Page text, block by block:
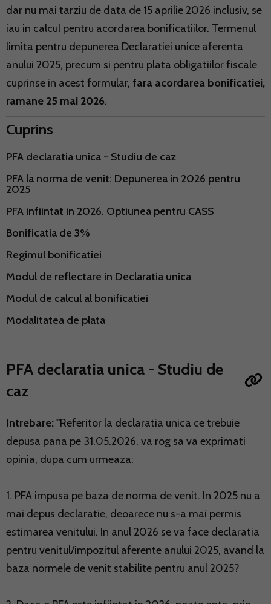
dar nu mai tarziu de data de 15 aprilie 2026 inclusiv, se
iau in calcul pentru acordarea bonificatiilor. Termenul
limita pentru depunerea Declaratiei unice aferenta
anului 2025, precum si pentru plata obligatiilor fiscale
cuprinse in acest formular, fara acordarea bonificatiei,
ramane 25 mai 2026.
Cuprins
PFA declaratia unica - Studiu de caz
PFA la norma de venit: Depunerea in 2026 pentru
2025
PFA infiintat in 2026. Optiunea pentru CASS
Bonificatia de 3%
Regimul bonificatiei
Modul de reflectare in Declaratia unica
Modul de calcul al bonificatiei
Modalitatea de plata
PFA declaratia unica - Studiu de
caz
Intrebare: "Referitor la declaratia unica ce trebuie
depusa pana pe 31.05.2026, va rog sa va exprimati
opinia, dupa cum urmeaza:
1. PFA impusa pe baza de norma de venit. In 2025 nu a
mai depus declaratie, deoarece nu s-a mai permis
estimarea venitului. In anul 2026 se va face declaratia
pentru venitul/impozitul aferente anului 2025, avand la
baza normele de venit stabilite pentru anul 2025?